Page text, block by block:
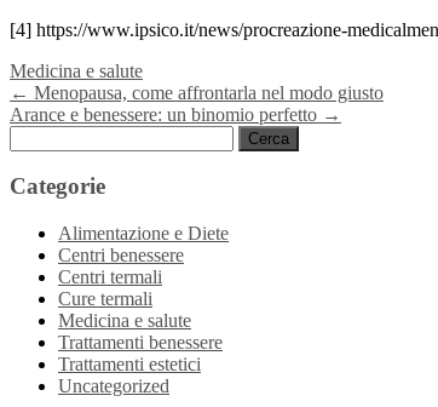
[4] https://www.ipsico.it/news/procreazione-
Medicina e salute
Navigazione
articoli
← Menopausa, come affrontarla nel modo giusto
Arance e benessere: un binomio perfetto →
per:
Categorie
Alimentazione e Diete
Centri benessere
Centri termali
Cure termali
Medicina e salute
Trattamenti benessere
Trattamenti estetici
Uncategorized